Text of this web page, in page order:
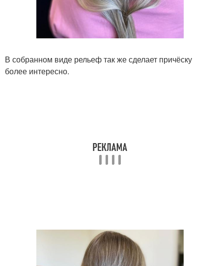
В собранном виде рельеф так же сделает причёску
более интересно.